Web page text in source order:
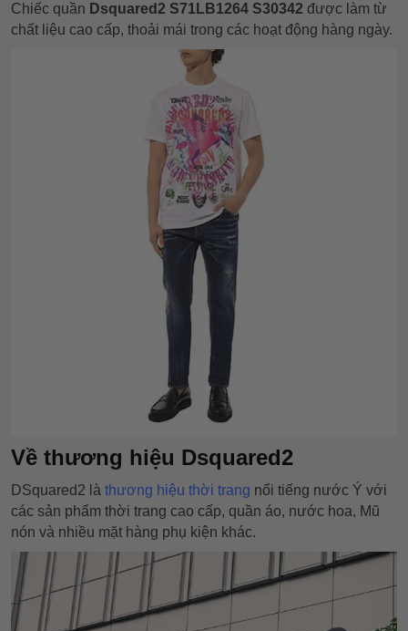
Chiếc quần Dsquared2 S71LB1264 S30342 được làm từ
chất liệu cao cấp, thoải mái trong các hoạt động hàng ngày.
Về thương hiệu Dsquared2
DSquared2 là thương hiệu thời trang nổi tiếng nước Ý với
các sản phẩm thời trang cao cấp, quần áo, nước hoa, Mũ
nón và nhiều mặt hàng phụ kiện khác.